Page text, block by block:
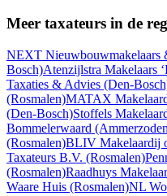
Meer taxateurs in de
NEXT Nieuwbouwmakelaars
Bosch)Atenzijlstra Makelaars
Taxaties & Advies (Den-
(Rosmalen)MATAX
(Den-Bosch)Stoffels
Bommelerwaard
(Rosmalen)BLIV Makelaardij
Taxateurs B.V. (Rosmalen)
(Rosmalen)Raadhuys
Waare Huis (Rosmalen)NL